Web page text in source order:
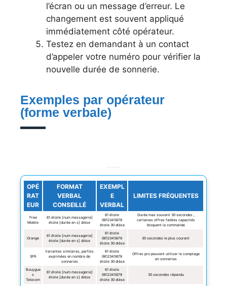
l’écran ou un message d’erreur. Le
changement est souvent appliqué
immédiatement côté opérateur.
Testez en demandant à un contact
d’appeler votre numéro pour vérifier la
nouvelle durée de sonnerie.
Exemples par opérateur
(forme verbale)
OPÉ
RAT
EUR
FORMAT
VERBAL
CONSEILLÉ
EXEMPL
E
VERBAL
LIMITES FRÉQUENTES
Free
Mobile
61 étoile [num messagerie]
étoile [durée en s] dièse
61 étoile
0612345678
étoile 30 dièse
Durée max souvent 30 secondes ;
certaines offres faibles capacités
bloquent la commande
Orange
61 étoile [num messagerie]
étoile [durée en s] dièse
61 étoile
0612345678
étoile 30 dièse
30 secondes le plus courant
SFR
Variantes similaires, parfois
exprimées en nombre de
sonneries
61 étoile
0612345678
étoile 30 dièse
Offres pro peuvent utiliser le comptage
en sonneries
Bouygue
s
Telecom
61 étoile [num messagerie]
étoile [durée en s] dièse
61 étoile
0612345678
étoile 30 dièse
30 secondes répandu